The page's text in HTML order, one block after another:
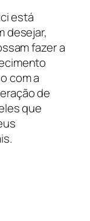
está
desejar,
fazer a
com a
de
que